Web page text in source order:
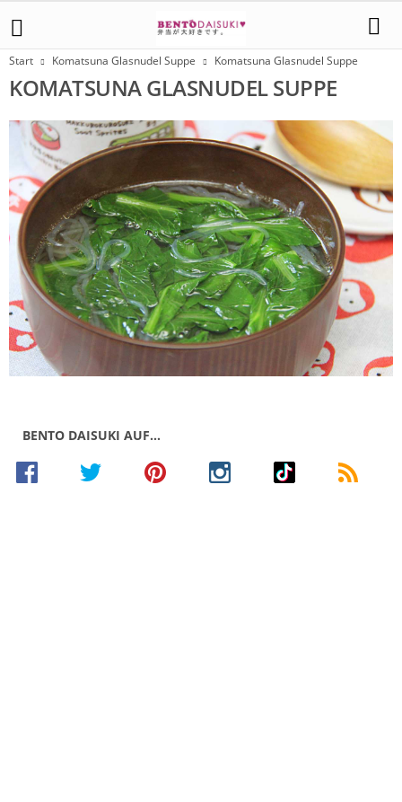
Start Komatsuna Glasnudel Suppe Komatsuna Glasnudel Suppe
KOMATSUNA GLASNUDEL SUPPE
BENTO DAISUKI AUF…